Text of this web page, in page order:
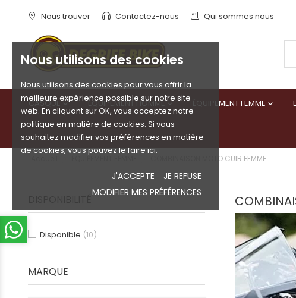
Nous utilisons des cookies
Nous utilisons des cookies pour vous offrir la
meilleure expérience possible sur notre site
web. En cliquant sur OK, vous acceptez notre
politique en matière de cookies. Si vous
souhaitez modifier vos préférences en matière
de cookies, vous pouvez le faire ici.
J'ACCEPTE
JE REFUSE
MODIFIER MES PRÉFÉRENCES
Nous trouver Contactez-nous Qui sommes nous
CASQUE  ÉQUIPEMENT HOMME ÉQUIPEMENT FEMME 
COMBINAISON MOTO CUIR FEMME
Disponible (10)
MARQUE